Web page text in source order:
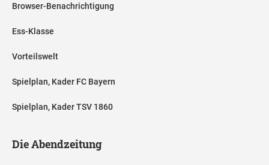
Browser-Benachrichtigung
Ess-Klasse
Vorteilswelt
Spielplan, Kader FC Bayern
Spielplan, Kader TSV 1860
Die Abendzeitung